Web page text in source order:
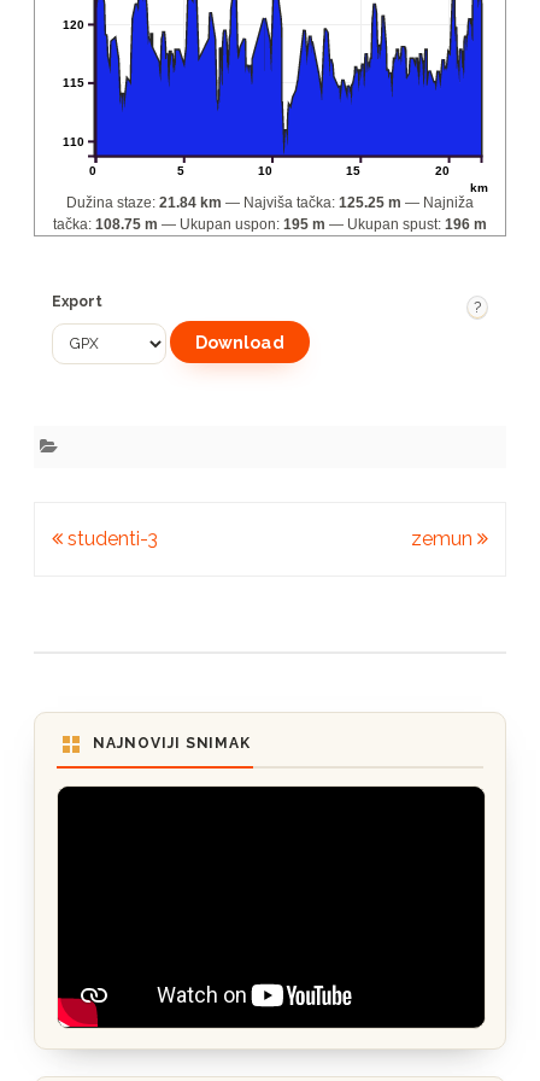
0 5 10 15 20
km
110
115
120
Dužina staze: 21.84 km Najviša tačka: 125.25 m
Najniža
tačka: 108.75 m Ukupan uspon: 195 m Ukupan spust: 196 m
?
Export
Kretanje
studenti-3 zemun
NAJNOVIJI SNIMAK